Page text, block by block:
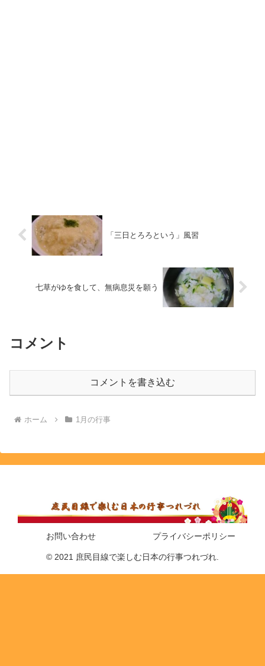
「三日とろろという」風習
七草がゆを食して、無病息災を願う
コメント
コメントを書き込む
ホーム 1月の行事
お問い合わせ プライバシーポリシー
© 2021 庶民目線で楽しむ日本の行事つれづれ.